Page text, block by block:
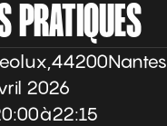
PRATIQUES
44200Nantes
2026
à22:15